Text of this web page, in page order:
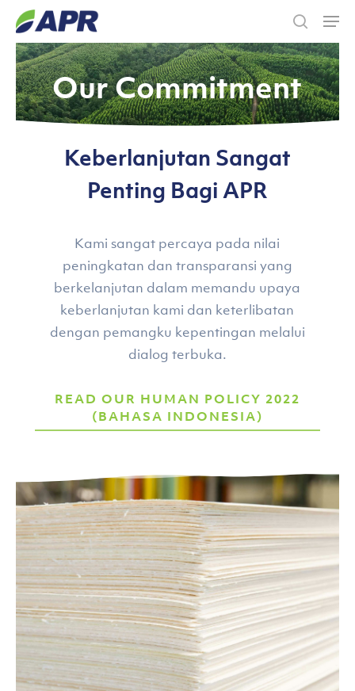
Skip
main
content Our Commitment
Keberlanjutan Sangat
Penting Bagi APR
Kami sangat percaya pada nilai
peningkatan dan transparansi yang
berkelanjutan dalam memandu upaya
keberlanjutan kami dan keterlibatan
dengan pemangku kepentingan melalui
dialog terbuka.
READ OUR HUMAN POLICY 2022
(BAHASA INDONESIA)